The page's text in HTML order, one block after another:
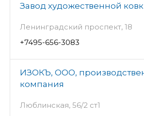
Завод художественной
Ленинградский проспект, 18
+7495-656-3083
ИЗОКЪ, ООО,
компания
Люблинская, 56/2 ст1